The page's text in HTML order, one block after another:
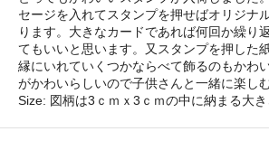
セージを入れてスタンプを押せばオリジナ
ります。大きなカードであれば何回か繰り
てもいいと思います。又スタンプを押した
縁にいれていくつかならべて飾るのもかわ
がかわいらしいので子供さんと一緒に楽し
Size: 図柄は3ｃｍｘ3ｃｍの中に納まる大